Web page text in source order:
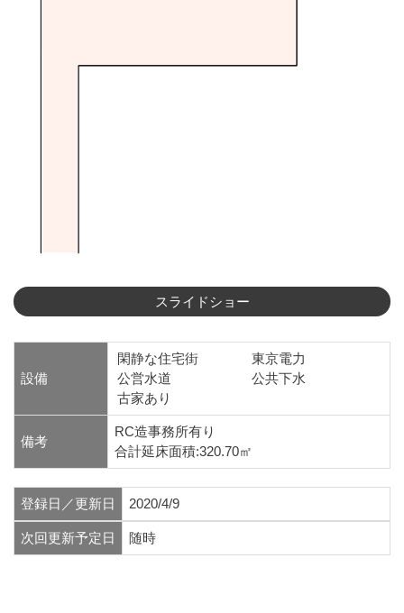
設備
閑静な住宅街
東京電力
公営水道
公共下水
古家あり
備考
RC造事務所有り
合計延床面積:320.70㎡
登録日／更新日 2020/4/9
次回更新予定日 随時